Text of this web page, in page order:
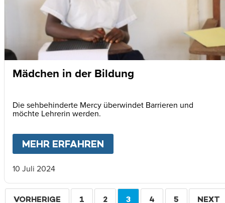
Mädchen in der Bildung
Die sehbehinderte Mercy überwindet Barrieren und
möchte Lehrerin werden.
MEHR ERFAHREN
10 Juli 2024
Seitennummerierung
VORHERIGE
VORHERIGE SEITE
1 SEITE
2 AKTUELLE
3 SEITE
4 SEITE
5 NEXT